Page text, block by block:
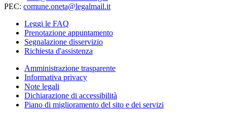
PEC: comune.oneta@legalmail.it
Leggi le FAQ
Prenotazione appuntamento
Segnalazione disservizio
Richiesta d'assistenza
Amministrazione trasparente
Informativa privacy
Note legali
Dichiarazione di accessibilità
Piano di miglioramento del sito e dei servizi